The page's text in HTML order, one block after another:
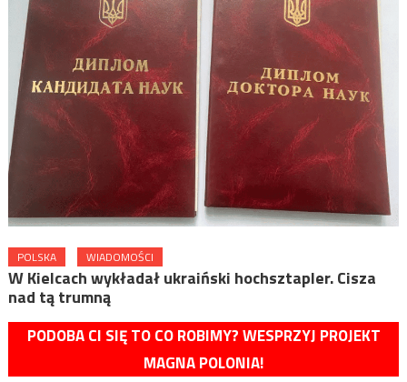
POLSKA WIADOMOŚCI
W Kielcach wykładał ukraiński hochsztapler. Cisza
nad tą trumną
PODOBA CI SIĘ TO CO ROBIMY? WESPRZYJ PROJEKT
MAGNA POLONIA!